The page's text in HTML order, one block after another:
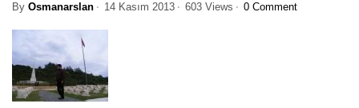
By Osmanarslan 14 Kasım 2013 603 Views 0 Comment